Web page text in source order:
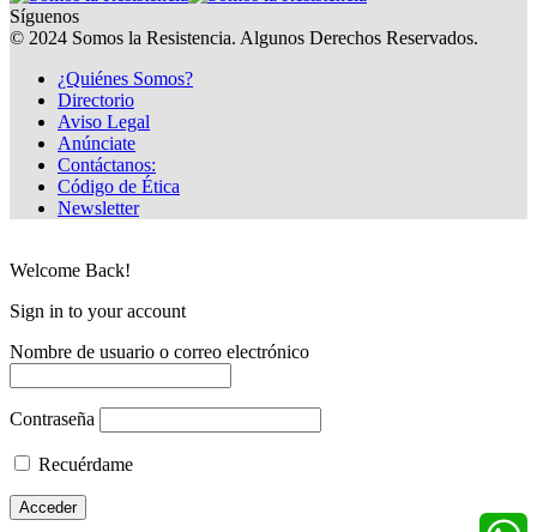
Síguenos
© 2024 Somos la Resistencia. Algunos Derechos Reservados.
¿Quiénes Somos?
Directorio
Aviso Legal
Anúnciate
Contáctanos:
Código de Ética
Newsletter
Welcome Back!
Sign in to your account
Nombre de usuario o correo electrónico
Contraseña
Recuérdame